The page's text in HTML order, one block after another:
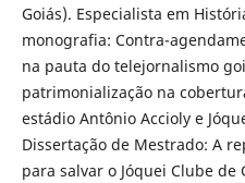
Goiás). Especialista em
monografia: Contra-
na pauta do telejornalismo
patrimonialização na
estádio Antônio Accioly e
Dissertação de Mestrado: A
para salvar o Jóquei Clube